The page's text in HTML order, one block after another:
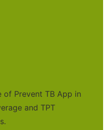
Prevent TB App in
and TPT